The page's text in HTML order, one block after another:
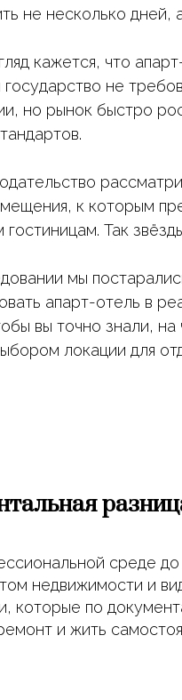
не несколько дней,
кажется, что
государство не
но рынок быстро
к которым
гостиницам. Так
мы
апарт-отель в
вы точно знали,
локации для
среде до
недвижимости и
которые по
и жить